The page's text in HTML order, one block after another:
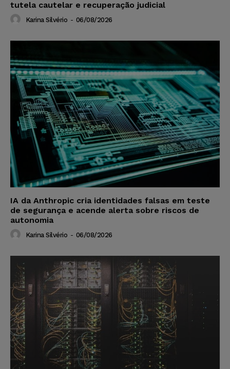
tutela cautelar e recuperação judicial
Karina Silvério - 06/08/2026
IA da Anthropic cria identidades falsas em teste
de segurança e acende alerta sobre riscos de
autonomia
Karina Silvério - 06/08/2026